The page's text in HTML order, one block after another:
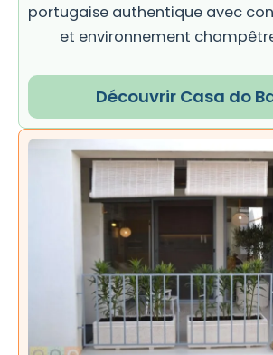
portugaise authentique avec
et environnement
Découvrir Casa do